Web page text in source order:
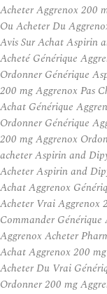
Acheter Aggrenox 200
Ou Acheter Du
Avis Sur Achat Aspirin
Acheté Générique
Ordonner Générique
200 mg Aggrenox Pas
Achat Générique
Ordonner Générique
200 mg Aggrenox
acheter Aspirin and
Acheter Aspirin and
Achat Aggrenox
Acheter Vrai Aggrenox
Commander
Aggrenox Acheter
Achat Aggrenox 200
Acheter Du Vrai
Ordonner 200 mg